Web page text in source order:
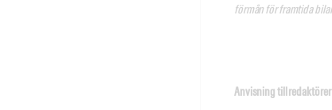
förmån för framtida
-
Anvisning till redaktörer